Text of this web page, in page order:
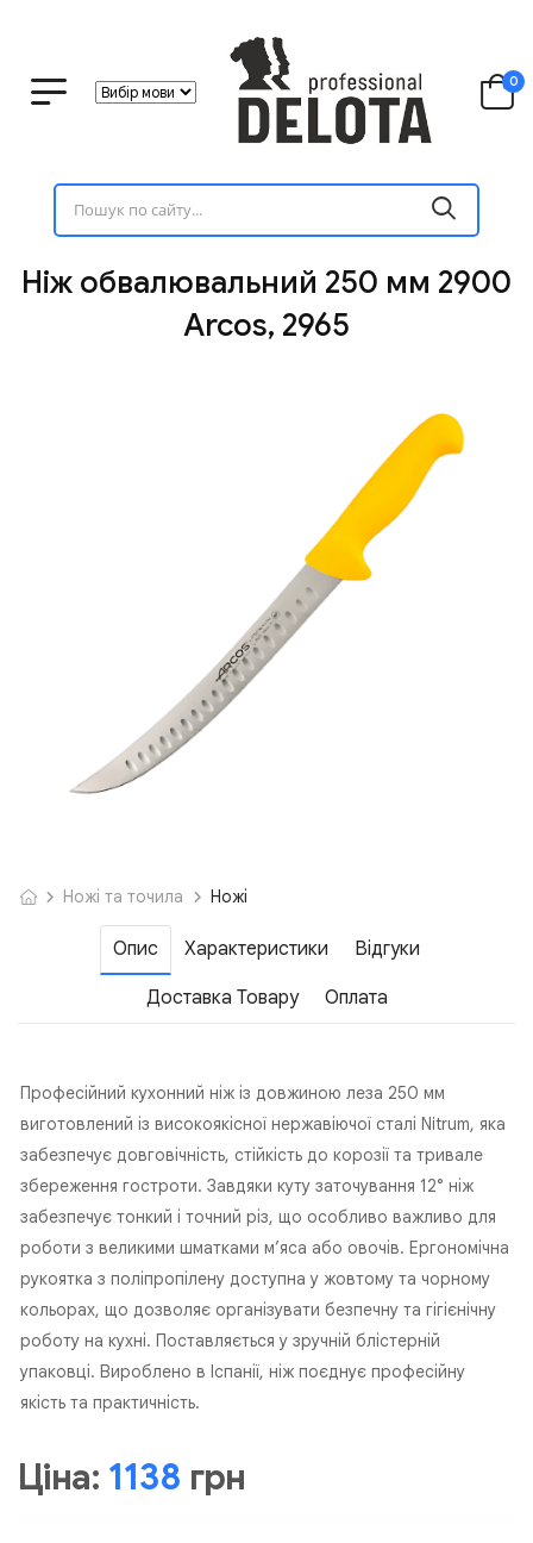
0
Ніж обвалювальний 250 мм 2900
Arcos, 2965
Ножі та точила Ножі
Опис Характеристики Відгуки
Доставка Товару Оплата
Професійний кухонний ніж із довжиною леза 250 мм
виготовлений із високоякісної нержавіючої сталі Nitrum, яка
забезпечує довговічність, стійкість до корозії та тривале
збереження гостроти. Завдяки куту заточування 12° ніж
забезпечує тонкий і точний різ, що особливо важливо для
роботи з великими шматками м’яса або овочів. Ергономічна
рукоятка з поліпропілену доступна у жовтому та чорному
кольорах, що дозволяє організувати безпечну та гігієнічну
роботу на кухні. Поставляється у зручній блістерній
упаковці. Вироблено в Іспанії, ніж поєднує професійну
якість та практичність.
Ціна: 1138 грн